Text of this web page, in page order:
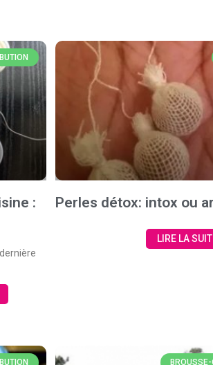
:
Perles détox: intox ou
LIRE LA